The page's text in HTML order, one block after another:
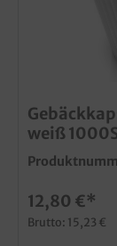
weiß
12,80 €*
Brutto: 15,23 €